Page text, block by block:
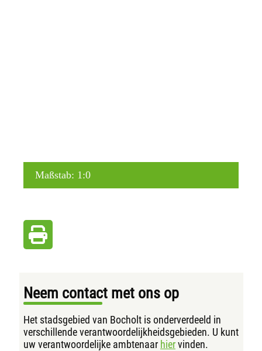
Neem contact met ons op
Het stadsgebied van Bocholt is onderverdeeld in
verschillende verantwoordelijkheidsgebieden. U kunt
uw verantwoordelijke ambtenaar hiervinden.